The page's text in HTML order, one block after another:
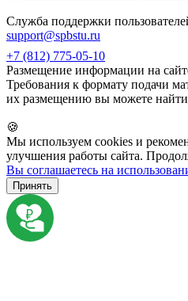
Служба поддержки
support@spbstu.ru
+7 (812) 775-05-10
Размещение информации на
Требования к формату подачи
их размещению вы можете найти
🍪
Мы используем cookies и
улучшения работы сайта.
Вы соглашаетесь на
Принять